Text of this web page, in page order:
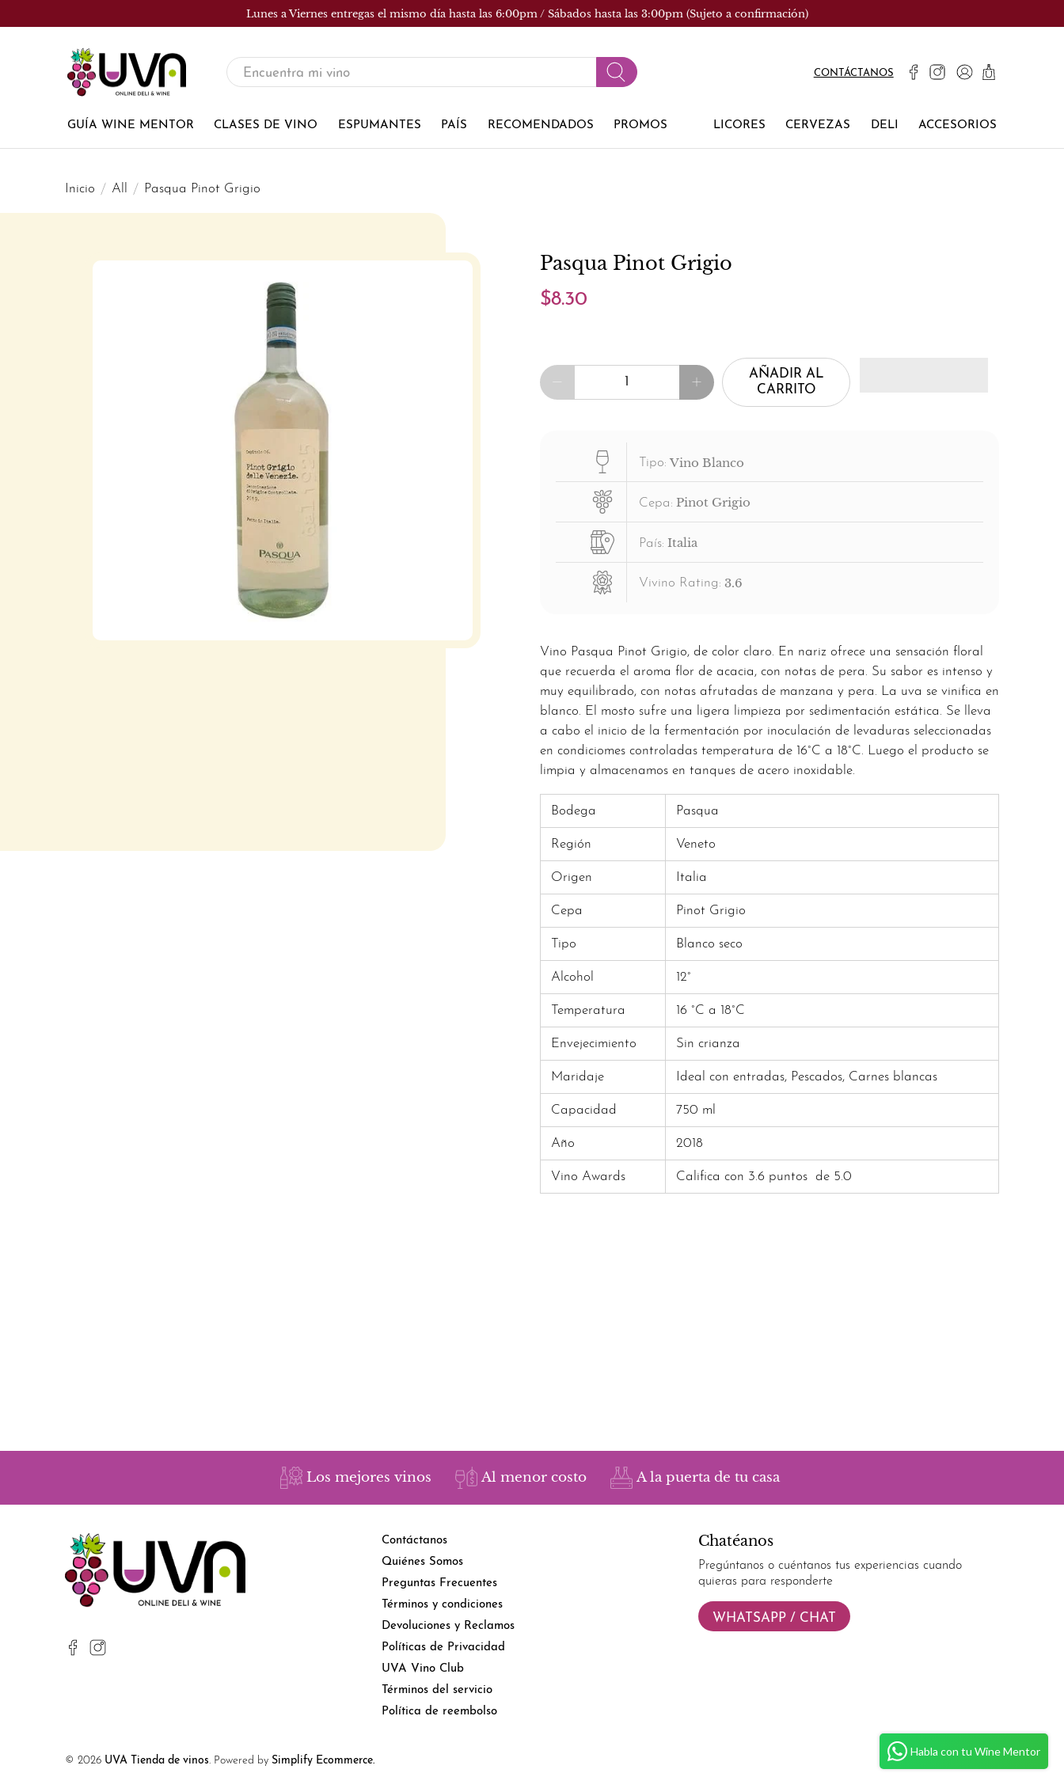
Lunes a Viernes entregas el mismo día hasta las 6:00pm / Sábados hasta las 3:00pm (Sujeto a confirmación)
UVA
Tienda
de
vinos
CONTÁCTANOS
GUÍA WINE MENTOR CLASES DE VINO ESPUMANTES PAÍS RECOMENDADOS PROMOS LICORES CERVEZAS DELI ACCESORIOS
Inicio All Pasqua Pinot Grigio
Pasqua Pinot Grigio
$8.30
Cantidad
AÑADIR AL
CARRITO
Tipo: Vino Blanco
Cepa: Pinot Grigio
País: Italia
Vivino Rating: 3.6
Vino Pasqua Pinot Grigio, de color claro. En nariz ofrece una sensación floral
que recuerda el aroma flor de acacia, con notas de pera. Su sabor es intenso y
muy equilibrado, con notas afrutadas de manzana y pera. La uva se vinifica en
blanco. El mosto sufre una ligera limpieza por sedimentación estática. Se lleva
a cabo el inicio de la fermentación por inoculación de levaduras seleccionadas
en condiciomes controladas temperatura de 16°C a 18°C. Luego el producto se
limpia y almacenamos en tanques de acero inoxidable.
Bodega Pasqua
Región Veneto
Origen Italia
Cepa Pinot Grigio
Tipo Blanco seco
Alcohol 12°
Temperatura 16 °C a 18°C
Envejecimiento Sin crianza
Maridaje Ideal con entradas, Pescados, Carnes blancas
Capacidad 750 ml
Año 2018
Vino Awards Califica con 3.6 puntos de 5.0
Los mejores vinos Al menor costo A la puerta de tu casa
Contáctanos
Quiénes Somos
Preguntas Frecuentes
Términos y condiciones
Devoluciones y Reclamos
Políticas de Privacidad
UVA Vino Club
Términos del servicio
Política de reembolso
Chatéanos
Pregúntanos o cuéntanos tus experiencias cuando
quieras para responderte
WHATSAPP / CHAT
© 2026 UVA Tienda de vinos. Powered by Simplify Ecommerce.
Habla con tu Wine Mentor